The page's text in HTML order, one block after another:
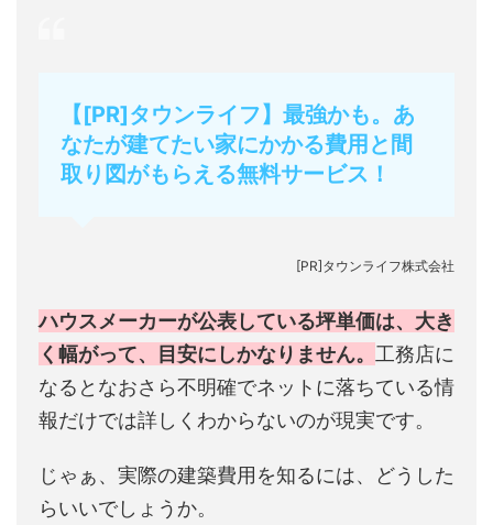
【[PR]タウンライフ】最強かも。あ
なたが建てたい家にかかる費用と間
取り図がもらえる無料サービス！
[PR]タウンライフ株式会社
ハウスメーカーが公表している坪単価は、大き
く幅がって、目安にしかなりません。 工務店に
なるとなおさら不明確でネットに落ちている情
報だけでは詳しくわからないのが現実です。
じゃぁ、実際の建築費用を知るには、どうした
らいいでしょうか。